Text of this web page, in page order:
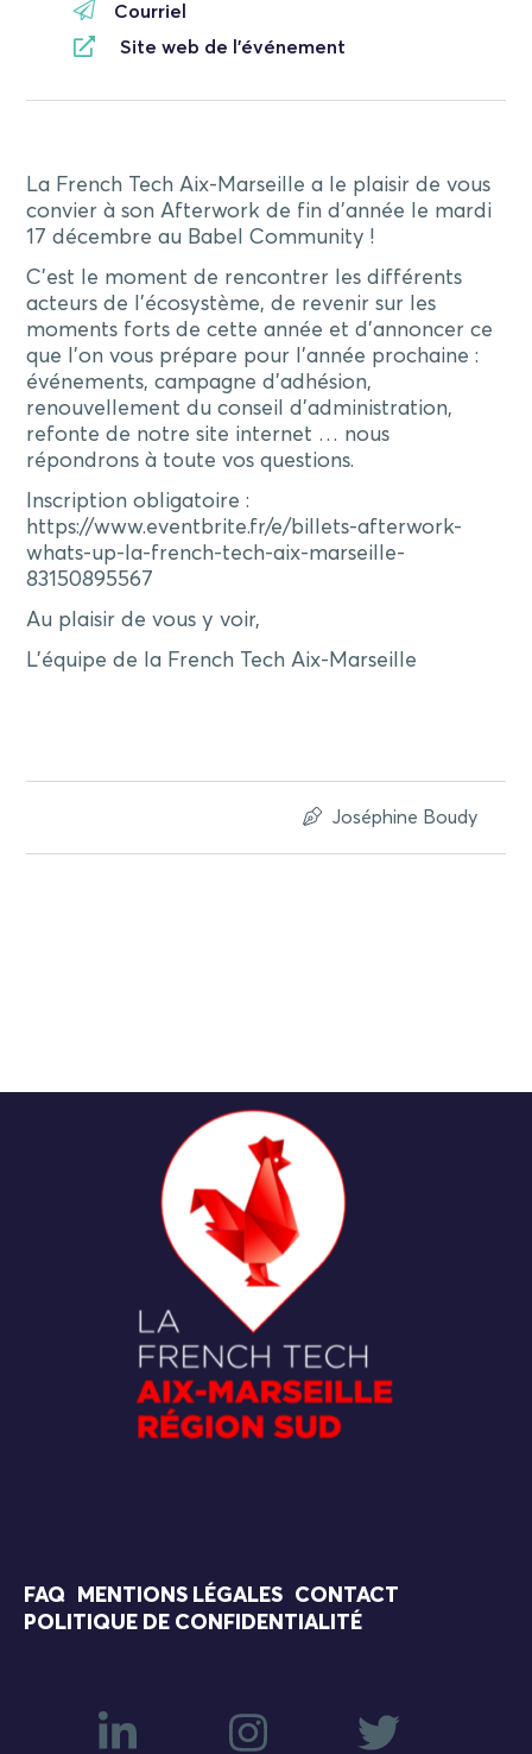
Courriel
Site web de l'événement
La French Tech Aix-Marseille a le plaisir de vous
convier à son Afterwork de fin d’année le mardi
17 décembre au Babel Community !
C’est le moment de rencontrer les différents
acteurs de l’écosystème, de revenir sur les
moments forts de cette année et d’annoncer ce
que l’on vous prépare pour l’année prochaine :
événements, campagne d’adhésion,
renouvellement du conseil d’administration,
refonte de notre site internet … nous
répondrons à toute vos questions.
Inscription obligatoire :
https://www.eventbrite.fr/e/billets-afterwork-
whats-up-la-french-tech-aix-marseille-
83150895567
Au plaisir de vous y voir,
L’équipe de la French Tech Aix-Marseille
Joséphine Boudy
FAQ MENTIONS LÉGALES
CONTACT
POLITIQUE DE CONFIDENTIALITÉ